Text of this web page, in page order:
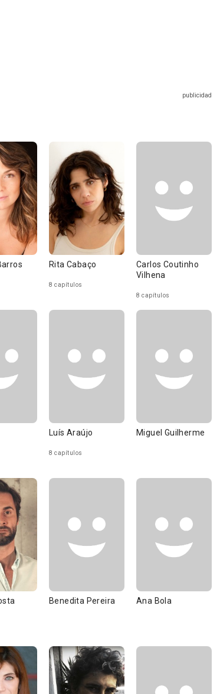
Rita Cabaço
8 capítulos
Carlos Coutinho
Vilhena
8 capítulos
Luís Araújo
8 capítulos
Miguel Guilherme
Benedita Pereira Ana Bola